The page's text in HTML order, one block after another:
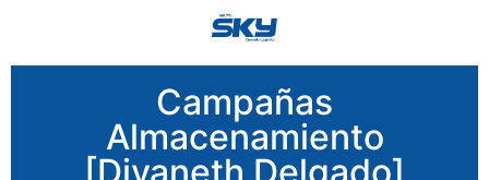
Campañas
Almacenamiento